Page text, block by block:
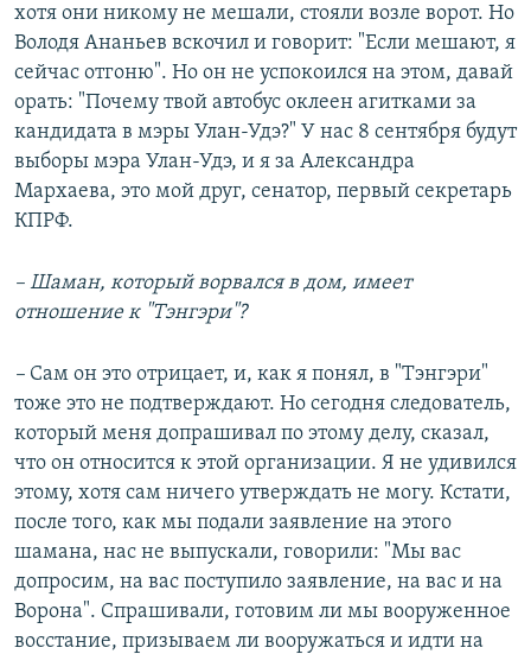
хотя они никому не мешали, стояли возле ворот. Но
Володя Ананьев вскочил и говорит: "Если мешают, я
сейчас отгоню". Но он не успокоился на этом, давай
орать: "Почему твой автобус оклеен агитками за
кандидата в мэры Улан-Удэ?" У нас 8 сентября будут
выборы мэра Улан-Удэ, и я за Александра
Мархаева, это мой друг, сенатор, первый секретарь
КПРФ.
– Шаман, который ворвался в дом, имеет
отношение к "Тэнгэри"?
– Сам он это отрицает, и, как я понял, в "Тэнгэри"
тоже это не подтверждают. Но сегодня следователь,
который меня допрашивал по этому делу, сказал,
что он относится к этой организации. Я не удивился
этому, хотя сам ничего утверждать не могу. Кстати,
после того, как мы подали заявление на этого
шамана, нас не выпускали, говорили: "Мы вас
допросим, на вас поступило заявление, на вас и на
Ворона". Спрашивали, готовим ли мы вооруженное
восстание, призываем ли вооружаться и идти на